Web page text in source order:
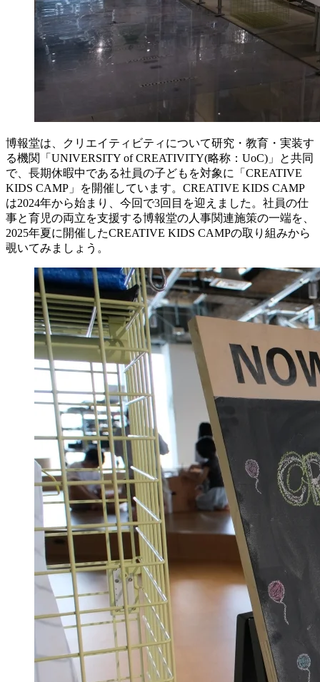
博報堂は、クリエイティビティについて研究・教育・実装す
る機関「UNIVERSITY of CREATIVITY(略称：UoC)」と共同
で、長期休暇中である社員の子どもを対象に「CREATIVE
KIDS CAMP」を開催しています。CREATIVE KIDS CAMP
は2024年から始まり、今回で3回目を迎えました。社員の仕
事と育児の両立を支援する博報堂の人事関連施策の一端を、
2025年夏に開催したCREATIVE KIDS CAMPの取り組みから
覗いてみましょう。